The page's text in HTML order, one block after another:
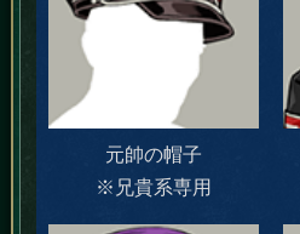
元帥の帽子
※兄貴系専用